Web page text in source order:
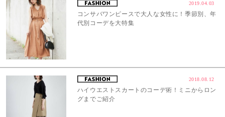
2019.04.03
コンサバワンピースで大人な女性に！季節別、年
代別コーデを大特集
2018.08.12
ハイウエストスカートのコーデ術！ミニからロン
グまでご紹介